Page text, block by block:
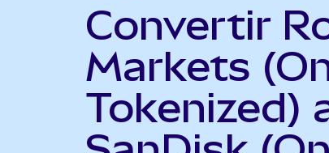
Convertir
Markets
Tokenized)